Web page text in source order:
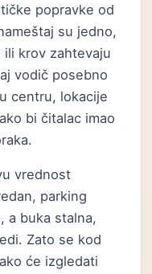
popravke od
su jedno,
ili krov zahtevaju
vodič posebno
centru, lokacije
bi čitalac imao
vrednost
parking
a buka stalna,
Zato se kod
će izgledati